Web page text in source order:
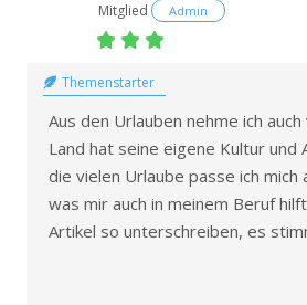
Mitglied Admin
Themenstarter
Aus den Urlauben nehme ich
Land hat seine eigene Kultur und
die vielen Urlaube passe ich mich
was mir auch in meinem Beruf
Artikel so unterschreiben, es